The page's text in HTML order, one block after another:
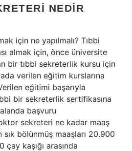
NEDIR
için ne yapılmalı? Tıbbi
almak için, önce üniversite
bir tıbbi sekreterlik kursu için
verilen eğitim kurslarına
eğitimi başarıyla
bir sekreterlik sertifikasına
başvuru
sekreteri ne kadar maaş
sık bölünmüş maaşları 20.900
çay kaşığı arasında